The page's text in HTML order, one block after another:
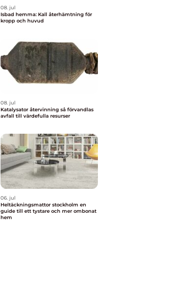
08. jul
Isbad hemma: Kall återhämtning för
kropp och huvud
08. jul
Katalysator återvinning så förvandlas
avfall till värdefulla resurser
06. jul
Heltäckningsmattor stockholm en
guide till ett tystare och mer ombonat
hem